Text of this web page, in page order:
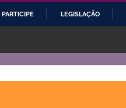
PARTICIPE LEGISLAÇÃO